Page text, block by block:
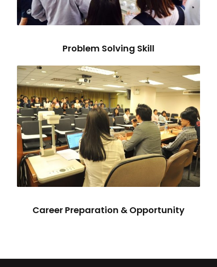
Problem Solving Skill
Career Preparation & Opportunity